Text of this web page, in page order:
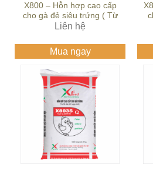
X800 – Hỗn hợp cao cấp
cho gà đẻ siêu trứng ( Từ
17 tuần tuổi đến loại thải)
Liên hệ
Mua ngay